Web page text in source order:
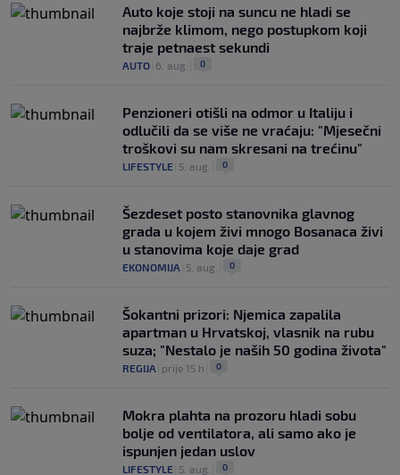
Auto koje stoji na suncu ne hladi se
najbrže klimom, nego postupkom koji
traje petnaest sekundi
AUTO 6. aug. 0
Penzioneri otišli na odmor u Italiju i
odlučili da se više ne vraćaju: "Mjesečni
troškovi su nam skresani na trećinu"
LIFESTYLE 5. aug. 0
Šezdeset posto stanovnika glavnog
grada u kojem živi mnogo Bosanaca živi
u stanovima koje daje grad
EKONOMIJA 5. aug. 0
Šokantni prizori: Njemica zapalila
apartman u Hrvatskoj, vlasnik na rubu
suza; "Nestalo je naših 50 godina života"
REGIJA prije 15 h 0
Mokra plahta na prozoru hladi sobu
bolje od ventilatora, ali samo ako je
ispunjen jedan uslov
LIFESTYLE 5. aug. 0